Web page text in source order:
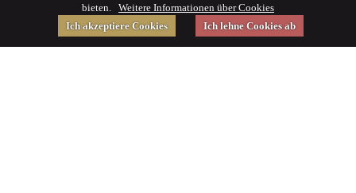
bieten. Weitere Informationen über Cookies
Ich akzeptiere Cookies
Ich lehne Cookies ab